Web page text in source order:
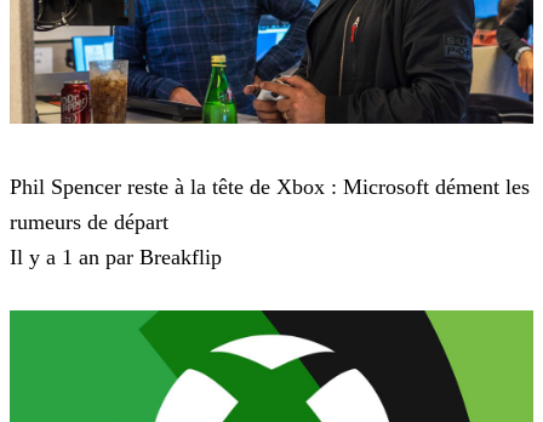
Phil Spencer reste à la tête de Xbox : Microsoft dément les
rumeurs de départ
Il y a 1 an par Breakflip